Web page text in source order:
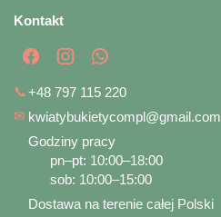
Kontakt
📞+48 797 115 220
✉ kwiatybukietycompl@gmail.com
Godziny pracy
pn–pt: 10:00–18:00
sob: 10:00–15:00
Dostawa na terenie całej Polski